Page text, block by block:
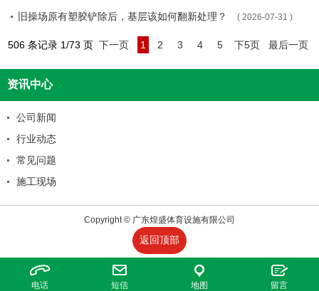
旧操场原有塑胶铲除后，基层该如何翻新处理？ ( 2026-07-31 )
506 条记录 1/73 页 下一页 1 2 3 4 5 下5页 最后一页
资讯中心
公司新闻
行业动态
常见问题
施工现场
Copyright © 广东煌盛体育设施有限公司
返回顶部
电话 短信 地图 留言